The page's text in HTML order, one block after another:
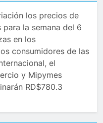
los precios de
la semana del 6
en los
consumidores de las
el
y Mipymes
RD$780.3